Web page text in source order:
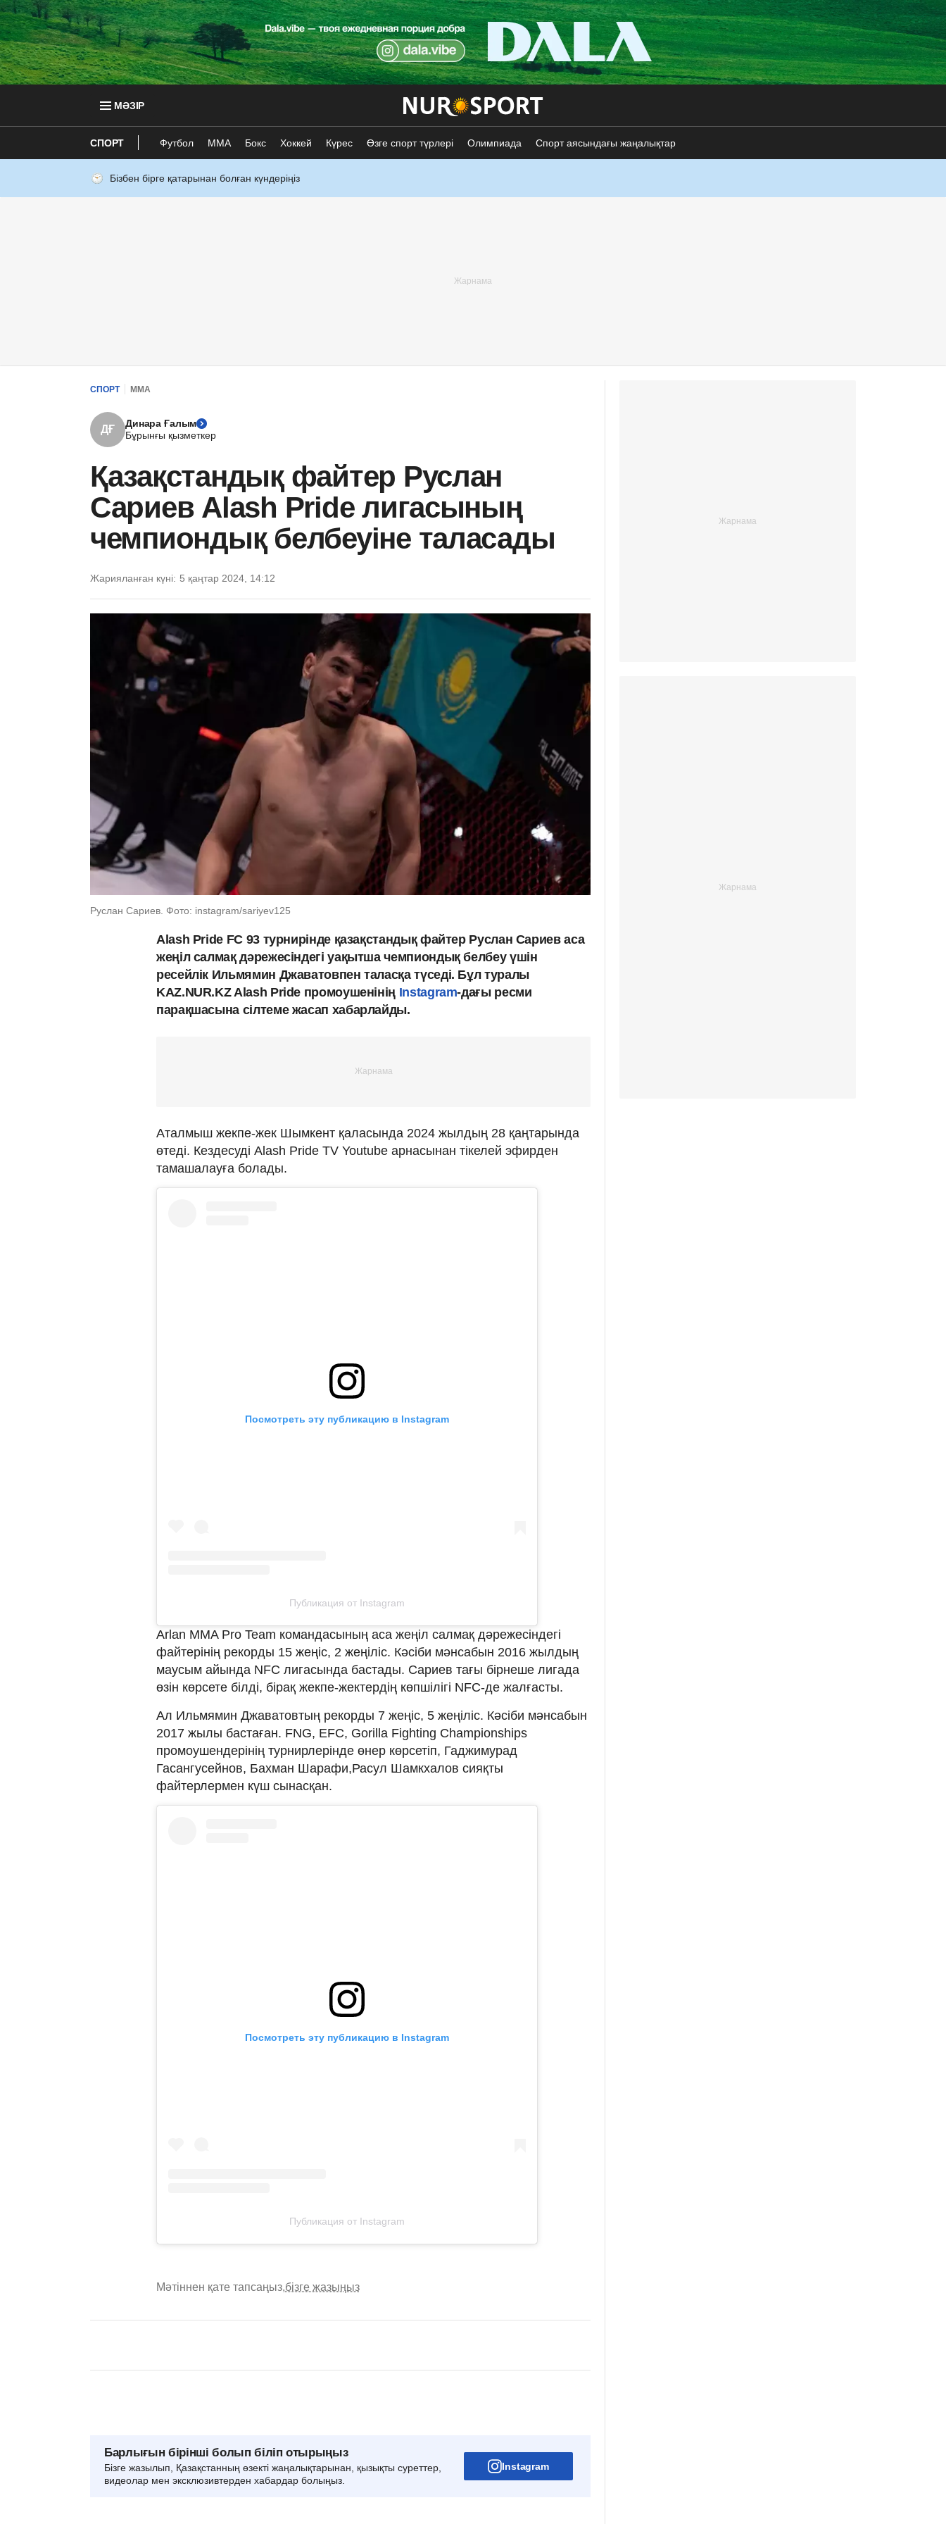
МӘЗІР
СПОРТ Футбол ММА Бокс Хоккей Күрес Өзге спорт түрлері Олимпиада Спорт аясындағы жаңалықтар
Бізбен бірге қатарынан болған күндеріңіз
СПОРТ ММА
ДҒ
Динара Ғалым
Бұрынғы қызметкер
Қазақстандық файтер Руслан
Сариев Alash Pride лигасының
чемпиондық белбеуіне таласады
Жарияланған күні: 5 қаңтар 2024, 14:12
Руслан Сариев. Фото: instagram/sariyev125
Alash Pride FC 93 турнирінде қазақстандық файтер Руслан Сариев аса
жеңіл салмақ дәрежесіндегі уақытша чемпиондық белбеу үшін
ресейлік Ильмямин Джаватовпен таласқа түседі. Бұл туралы
KAZ.NUR.KZ Alash Pride промоушенінің Instagram-дағы ресми
парақшасына сілтеме жасап хабарлайды.
Аталмыш жекпе-жек Шымкент қаласында 2024 жылдың 28 қаңтарында
өтеді. Кездесуді Alash Pride TV Youtube арнасынан тікелей эфирден
тамашалауға болады.
Посмотреть эту публикацию в Instagram
Публикация от Instagram
Arlan MMA Pro Team командасының аса жеңіл салмақ дәрежесіндегі
файтерінің рекорды 15 жеңіс, 2 жеңіліс. Кәсіби мәнсабын 2016 жылдың
маусым айында NFC лигасында бастады. Сариев тағы бірнеше лигада
өзін көрсете білді, бірақ жекпе-жектердің көпшілігі NFC-де жалғасты.
Ал Ильмямин Джаватовтың рекорды 7 жеңіс, 5 жеңіліс. Кәсіби мәнсабын
2017 жылы бастаған. FNG, EFC, Gorilla Fighting Championships
промоушендерінің турнирлерінде өнер көрсетіп, Гаджимурад
Гасангусейнов, Бахман Шарафи,Расул Шамкхалов сияқты
файтерлермен күш сынасқан.
Посмотреть эту публикацию в Instagram
Публикация от Instagram
Мәтіннен қате тапсаңыз,бізге жазыңыз
Барлығын бірінші болып біліп отырыңыз
Бізге жазылып, Қазақстанның өзекті жаңалықтарынан, қызықты суреттер,
видеолар мен эксклюзивтерден хабардар болыңыз.
Instagram